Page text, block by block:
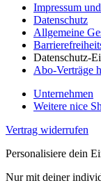
Impressum
Datenschutz
Allgemeine
Datenschutz-
Abo-Verträge
Unternehmen
Weitere nice
Vertrag widerrufen
Personalisiere dein
Nur mit deiner